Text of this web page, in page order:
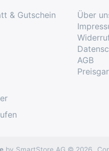
& Gutschein
Über
AGB